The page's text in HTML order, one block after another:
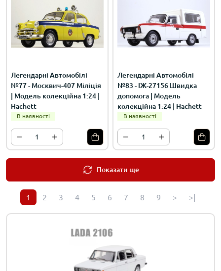
Легендарні Автомобілі
№77 - Москвич-407 Міліція
| Модель колекційна 1:24 |
Hachett
В наявності
Легендарні Автомобілі
№83 - ІЖ-27156 Швидка
допомога | Модель
колекційна 1:24 | Hachett
В наявності
Показати ще
1 2 3 4 5 6 7 8 9 > >|